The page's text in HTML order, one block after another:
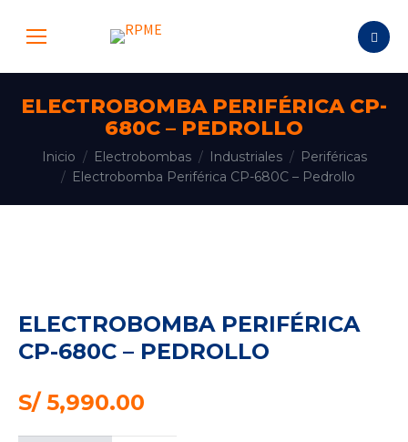
Buscar:
ELECTROBOMBA PERIFÉRICA CP-
680C – PEDROLLO
Estás aquí:
Inicio Electrobombas Industriales
Periféricas
Electrobomba Periférica CP-680C – Pedrollo
ELECTROBOMBA PERIFÉRICA
CP-680C – PEDROLLO
S/5,990.00